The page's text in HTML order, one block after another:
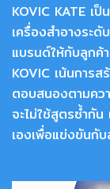
KOVIC KATE เ
เครื่องสำอางระ
แบรนด์ให้กับลูกค้
KOVIC เน้นการ
ตอบสนองตามคว
จะไม่ใช้สูตรซ้ำกั
เองเพื่อแข่งขันกั